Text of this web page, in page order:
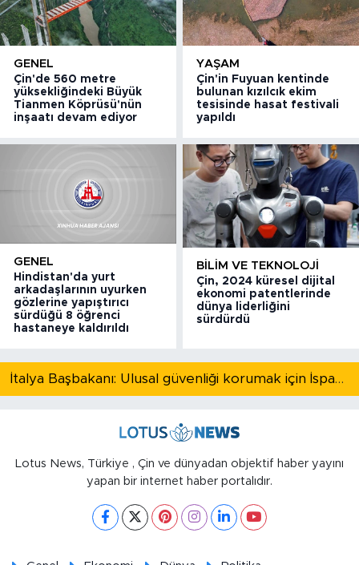
GENEL
Çin'de 560 metre
yüksekliğindeki Büyük
Tianmen Köprüsü'nün
inşaatı devam ediyor
YAŞAM
Çin'in Fuyuan kentinde
bulunan kızılcık ekim
tesisinde hasat festivali
yapıldı
GENEL
Hindistan'da yurt
arkadaşlarının uyurken
gözlerine yapıştırıcı
sürdüğü 8 öğrenci
hastaneye kaldırıldı
BILIM VE TEKNOLOJI
Çin, 2024 küresel dijital
ekonomi patentlerinde
dünya liderliğini
sürdürdü
İtalya Başbakanı: Ulusal güvenliği korumak için İspanya ile Schengen kapsamındaki serbest dolaşımı askıya alıyoruz
Lotus News, Türkiye , Çin ve dünyadan objektif haber yayını
yapan bir internet haber portalıdır.